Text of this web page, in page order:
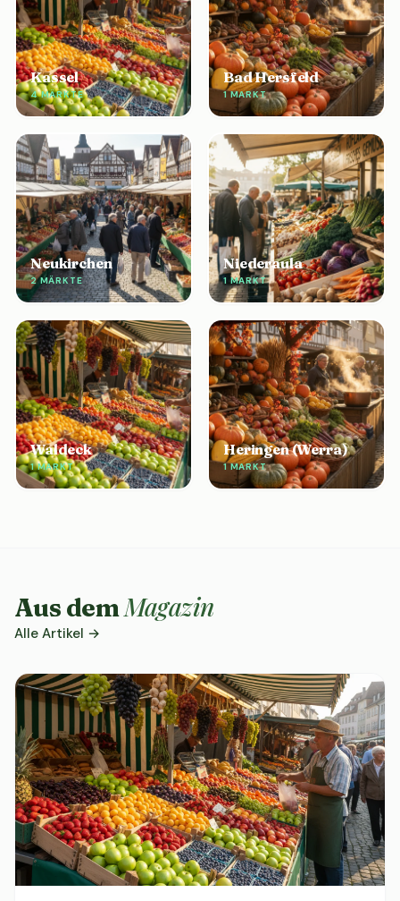
Kassel
4 MÄRKTE
Bad Hersfeld
1 MARKT
Neukirchen
2 MÄRKTE
Niederaula
1 MARKT
Waldeck
1 MARKT
Heringen (Werra)
1 MARKT
Aus demMagazin
Alle Artikel →